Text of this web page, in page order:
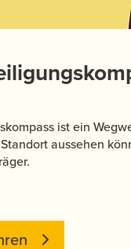
ist ein
aussehen